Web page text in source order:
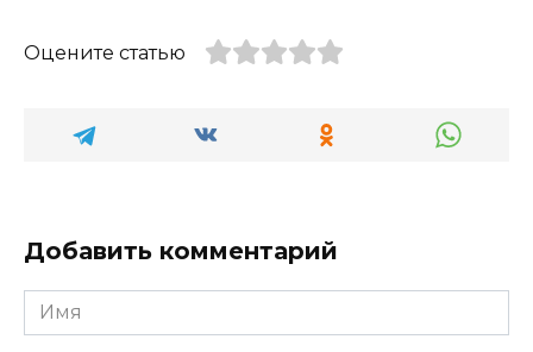
Оцените статью
Добавить комментарий
Имя
*